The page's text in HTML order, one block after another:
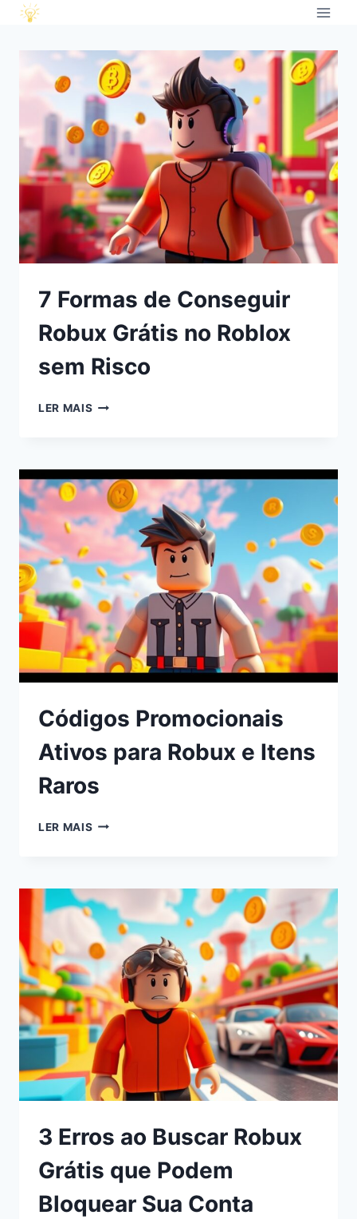
7 Formas de Conseguir
Robux Grátis no Roblox
sem Risco
LER MAIS
Códigos Promocionais
Ativos para Robux e Itens
Raros
LER MAIS
3 Erros ao Buscar Robux
Grátis que Podem
Bloquear Sua Conta